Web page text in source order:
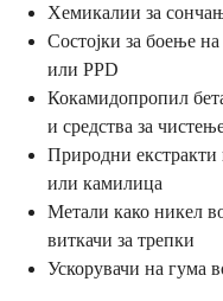
Хемикалии за
Состојки за боење
или PPD
Кокамидопропил
и средства за
Природни екстракти
или камилица
Метали како никел
виткачи за трепки
Ускорувачи на гума